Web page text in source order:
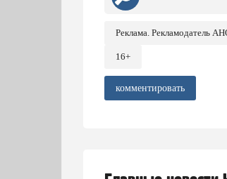
Реклама. Рекламодатель
16+
комментировать